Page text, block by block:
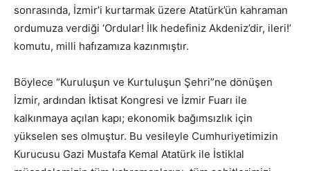
sonrasında, İzmir’i kurtarmak üzere Atatürk’ün kahraman
ordumuza verdiği ‘Ordular! İlk hedefiniz Akdeniz’dir, ileri!’
komutu, milli hafızamıza kazınmıştır.
Böylece “Kuruluşun ve Kurtuluşun Şehri”ne dönüşen
İzmir, ardından İktisat Kongresi ve İzmir Fuarı ile
kalkınmaya açılan kapı; ekonomik bağımsızlık için
yükselen ses olmuştur. Bu vesileyle Cumhuriyetimizin
Kurucusu Gazi Mustafa Kemal Atatürk ile İstiklal